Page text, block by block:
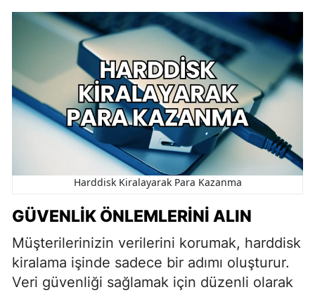
Harddisk Kiralayarak Para Kazanma
GÜVENLIK ÖNLEMLERINI ALIN
Müşterilerinizin verilerini korumak, harddisk
kiralama işinde sadece bir adımı oluşturur.
Veri güvenliği sağlamak için düzenli olarak